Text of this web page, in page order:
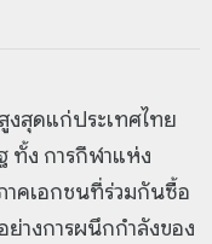
งสุดแก่ประเทศไทย
ทั้ง การกีฬาแห่ง
าคเอกชนที่ร่วมกันซื้อ
างการผนึกกำลังของ